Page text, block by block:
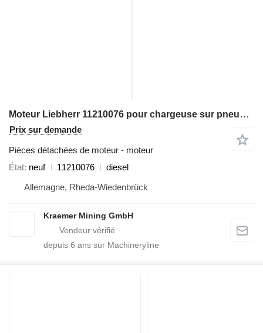
Moteur Liebherr 11210076 pour chargeuse sur pneus Liebherr L566; L580
Prix sur demande
Pièces détachées de moteur - moteur
État neuf 11210076
diesel
Allemagne, Rheda-Wiedenbrück
Kraemer Mining GmbH
depuis 6 ans sur Machineryline